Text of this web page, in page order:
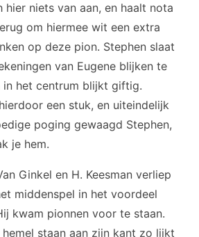
hier niets van aan, en haalt nota
om hiermee wit een extra
op deze pion. Stephen slaat
van Eugene blijken te
in het centrum blijkt giftig.
een stuk, en uiteindelijk
poging gewaagd Stephen,
je hem.
Ginkel en H. Keesman verliep
middenspel in het voordeel
kwam pionnen voor te staan.
staan aan zijn kant zo lijkt